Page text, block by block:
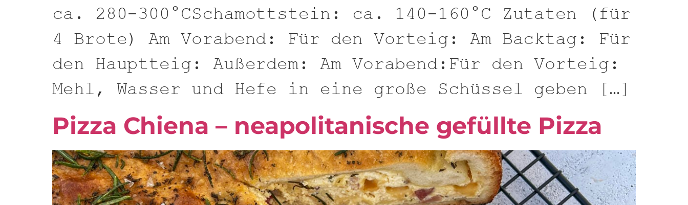
ca. 280-300°CSchamottstein: ca. 140-160°C Zutaten (für
4 Brote) Am Vorabend: Für den Vorteig: Am Backtag: Für
den Hauptteig: Außerdem: Am Vorabend:Für den Vorteig:
Mehl, Wasser und Hefe in eine große Schüssel geben […]
Pizza Chiena – neapolitanische gefüllte Pizza